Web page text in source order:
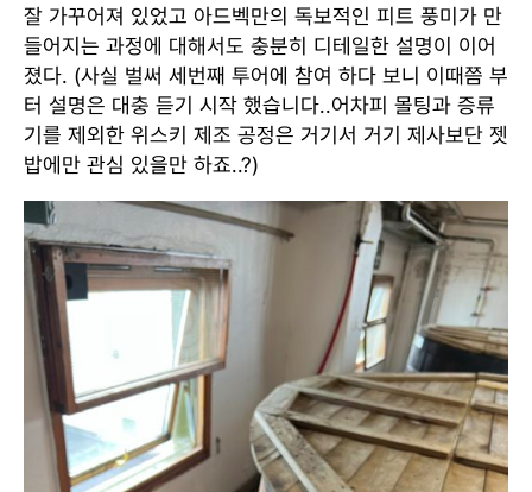
잘 가꾸어져 있었고 아드벡만의 독보적인 피트 풍미가 만
들어지는 과정에 대해서도 충분히 디테일한 설명이 이어
졌다. (사실 벌써 세번째 투어에 참여 하다 보니 이때쯤 부
터 설명은 대충 듣기 시작 했습니다..어차피 몰팅과 증류
기를 제외한 위스키 제조 공정은 거기서 거기 제사보단 젯
밥에만 관심 있을만 하죠..?)